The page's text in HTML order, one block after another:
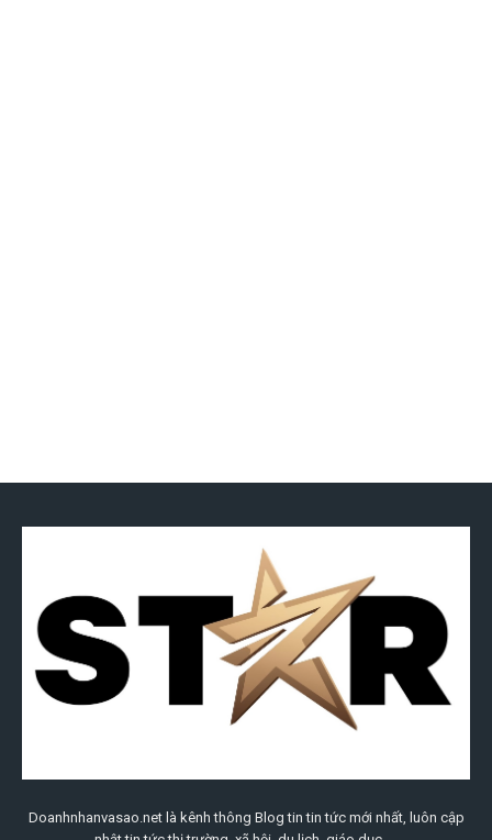
Doanhnhanvasao.net là kênh thông Blog tin tin tức mới nhất, luôn cập